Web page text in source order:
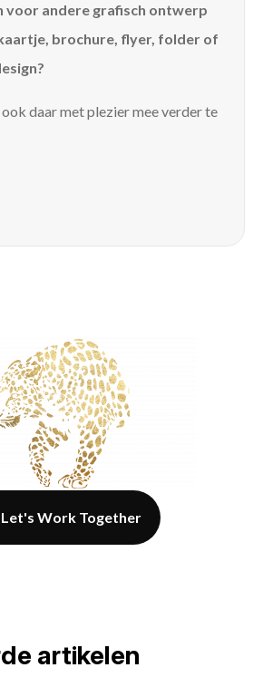
voor andere grafisch ontwerp
brochure, flyer, folder of
daar met plezier mee verder te
Let's Work Together
artikelen